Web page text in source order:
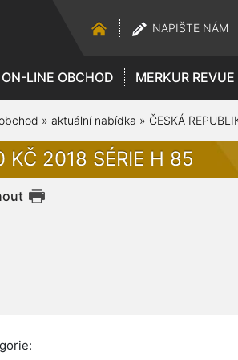
NAPIŠTE NÁM
ON-LINE OBCHOD MERKUR REVUE
» aktuální nabídka » ČESKÁ
KČ 2018 SÉRIE H 85